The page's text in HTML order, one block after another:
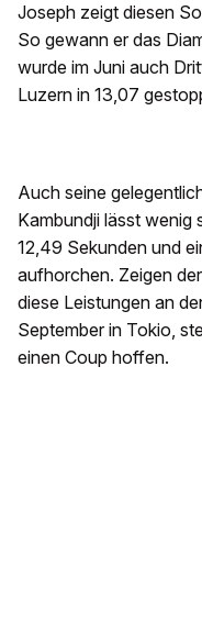
Joseph zeigt diesen
So gewann er das
wurde im Juni auch
Luzern in 13,07
Auch seine
Kambundji lässt wenig
12,49 Sekunden und
aufhorchen. Zeigen
diese Leistungen an
September in Tokio,
einen Coup hoffen.